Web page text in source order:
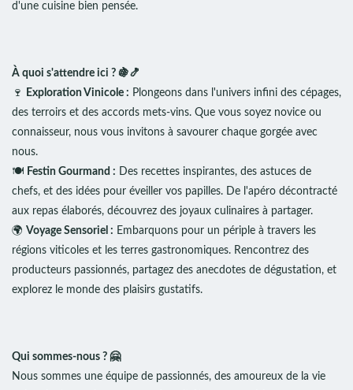
d'une cuisine bien pensée.
À quoi s'attendre ici ? 🍇🍤
🍷
Exploration Vinicole : Plongeons dans l'univers infini des cépages,
des terroirs et des accords mets-vins. Que vous soyez novice ou
connaisseur, nous vous invitons à savourer chaque gorgée avec
nous.
🍽️ Festin Gourmand : Des recettes inspirantes, des astuces de
chefs, et des idées pour éveiller vos papilles. De l'apéro décontracté
aux repas élaborés, découvrez des joyaux culinaires à partager.
🌍 Voyage Sensoriel : Embarquons pour un périple à travers les
régions viticoles et les terres gastronomiques. Rencontrez des
producteurs passionnés, partagez des anecdotes de dégustation, et
explorez le monde des plaisirs gustatifs.
Qui sommes-nous ? 🤗
Nous sommes une équipe de passionnés, des amoureux de la vie